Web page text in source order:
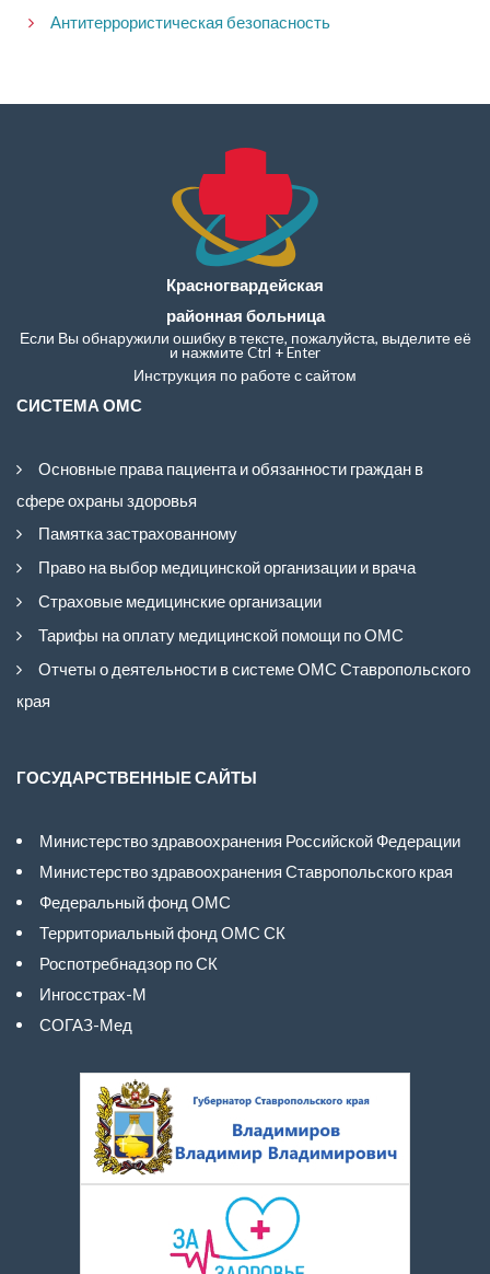
Антитеррористическая безопасность
Красногвардейская
районная больница
Если Вы обнаружили ошибку в тексте, пожалуйста, выделите её
и нажмите Ctrl + Enter
Инструкция по работе с сайтом
СИСТЕМА ОМС
Основные права пациента и обязанности граждан в
сфере охраны здоровья
Памятка застрахованному
Право на выбор медицинской организации и врача
Страховые медицинские организации
Тарифы на оплату медицинской помощи по ОМС
Отчеты о деятельности в системе ОМС Ставропольского
края
ГОСУДАРСТВЕННЫЕ САЙТЫ
Министерство здравоохранения Российской Федерации
Министерство здравоохранения Ставропольского края
Федеральный фонд ОМС
Территориальный фонд ОМС СК
Роспотребнадзор по СК
Ингосстрах-М
СОГАЗ-Мед